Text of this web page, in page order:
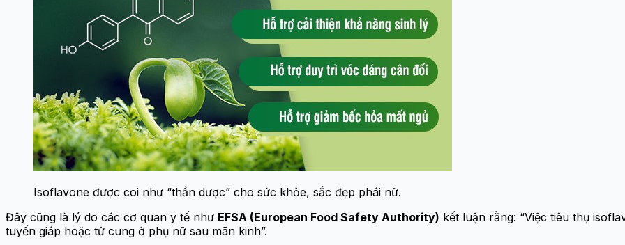
Isoflavone được coi như “thần dược” cho sức khỏe, sắc đẹp phái nữ.
Đây cũng là lý do các cơ quan y tế như EFSA (European Food Safety Authority) kết luận rằng: “Việc tiêu thụ
tuyến giáp hoặc tử cung ở phụ nữ sau mãn kinh”.